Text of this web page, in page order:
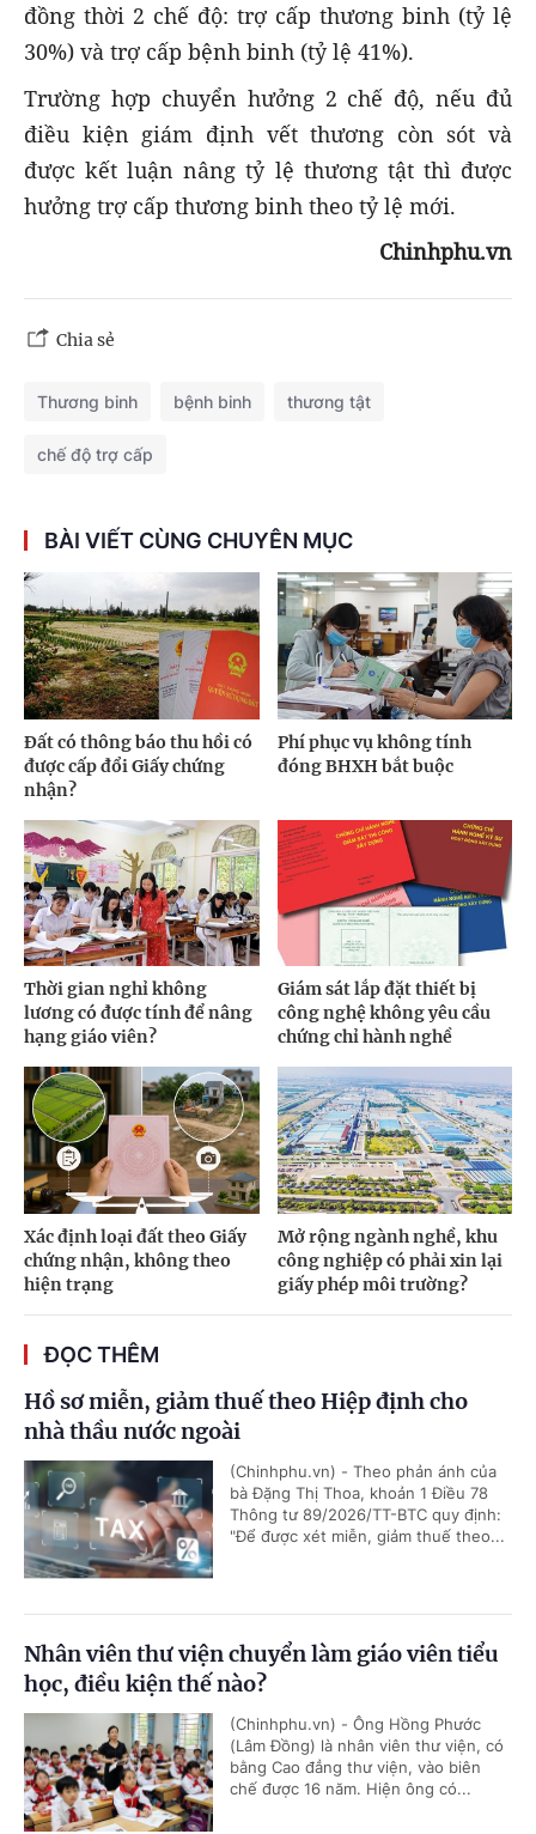
đồng thời 2 chế độ: trợ cấp thương binh (tỷ lệ
30%) và trợ cấp bệnh binh (tỷ lệ 41%).
Trường hợp chuyển hưởng 2 chế độ, nếu đủ
điều kiện giám định vết thương còn sót và
được kết luận nâng tỷ lệ thương tật thì được
hưởng trợ cấp thương binh theo tỷ lệ mới.
Chinhphu.vn
Chia sẻ
Thương binh bệnh binh thương tật
chế độ trợ cấp
BÀI VIẾT CÙNG CHUYÊN MỤC
Đất có thông báo thu hồi có
được cấp đổi Giấy chứng
nhận?
Phí phục vụ không tính
đóng BHXH bắt buộc
Thời gian nghỉ không
lương có được tính để nâng
hạng giáo viên?
Giám sát lắp đặt thiết bị
công nghệ không yêu cầu
chứng chỉ hành nghề
Xác định loại đất theo Giấy
chứng nhận, không theo
hiện trạng
Mở rộng ngành nghề, khu
công nghiệp có phải xin lại
giấy phép môi trường?
ĐỌC THÊM
Hồ sơ miễn, giảm thuế theo Hiệp định cho
nhà thầu nước ngoài
(Chinhphu.vn) - Theo phản ánh của
bà Đặng Thị Thoa, khoản 1 Điều 78
Thông tư 89/2026/TT-BTC quy định:
"Để được xét miễn, giảm thuế theo...
Nhân viên thư viện chuyển làm giáo viên tiểu
học, điều kiện thế nào?
(Chinhphu.vn) - Ông Hồng Phước
(Lâm Đồng) là nhân viên thư viện, có
bằng Cao đẳng thư viện, vào biên
chế được 16 năm. Hiện ông có...